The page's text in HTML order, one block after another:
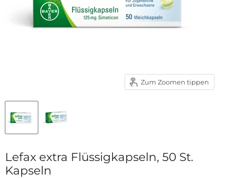
Zum Zoomen tippen
Lefax extra Flüssigkapseln, 50 St.
Kapseln